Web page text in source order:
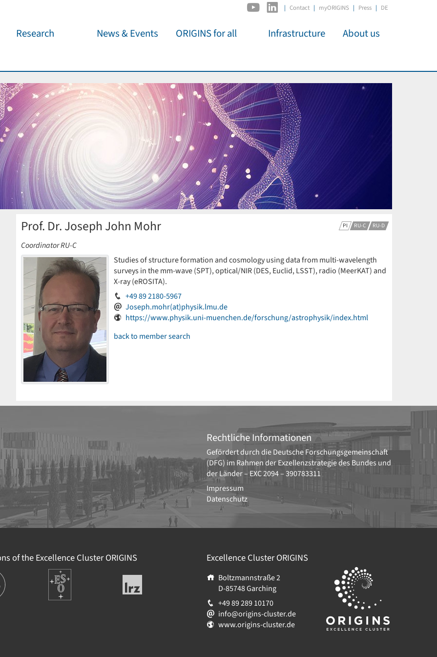
| Contact myORIGINS Press DE
Research
Workshop Support
Seed Projects
Research Partners
Publications
News & Events
Public Events
Important Dates
ORIGINS for all
Wissenschaft für
jedermann
Für Schulen
Lecture Pool
Infrastructure
ODSL / ODC
D-Hub
CORE
About us
Panels
PI RU-C RU-D
Prof. Dr. Joseph John Mohr
Coordinator RU-C
Studies of structure formation and cosmology using data from multi-wavelength
surveys in the mm-wave (SPT), optical/NIR (DES, Euclid, LSST), radio (MeerKAT) and
X-ray (eROSITA).
+49 89 2180-5967
Joseph.mohr(at)physik.lmu.de
https://www.physik.uni-muenchen.de/forschung/astrophysik/index.html
back to member search
Rechtliche Informationen
Gefördert durch dieDeutsche Forschungsgemeinschaft
(DFG) im Rahmen der Exzellenzstrategie des Bundes und
der Länder – EXC 2094 – 390783311
Impressum
Datenschutz
of the Excellence ClusterORIGINS
Europäische
Südsternwarte
Leibniz-
Rechenzentrum
Excellence ClusterORIGINS
Boltzmannstraße 2
D-85748Garching
+49 89 289 10170
info@origins-cluster.de
www.origins-cluster.de